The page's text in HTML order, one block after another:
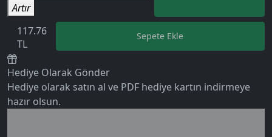
5.0
Artır
117.76
TL
Sepete Ekle
Hediye Olarak Gönder
Hediye olarak satın al ve PDF hediye kartın indirmeye
hazır olsun.